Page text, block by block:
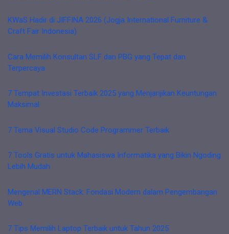
KWaS Hadir di JIFFINA 2026 (Jogja International Furniture &
Craft Fair Indonesia)
Cara Memilih Konsultan SLF dan PBG yang Tepat dan
Terpercaya
7 Tempat Investasi Terbaik 2025 yang Menjanjikan Keuntungan
Maksimal
7 Tema Visual Studio Code Programmer Terbaik
7 Tools Gratis untuk Mahasiswa Informatika yang Bikin Ngoding
Lebih Mudah
Mengenal MERN Stack: Fondasi Modern dalam Pengembangan
Web
7 Tips Memilih Laptop Terbaik untuk Tahun 2025